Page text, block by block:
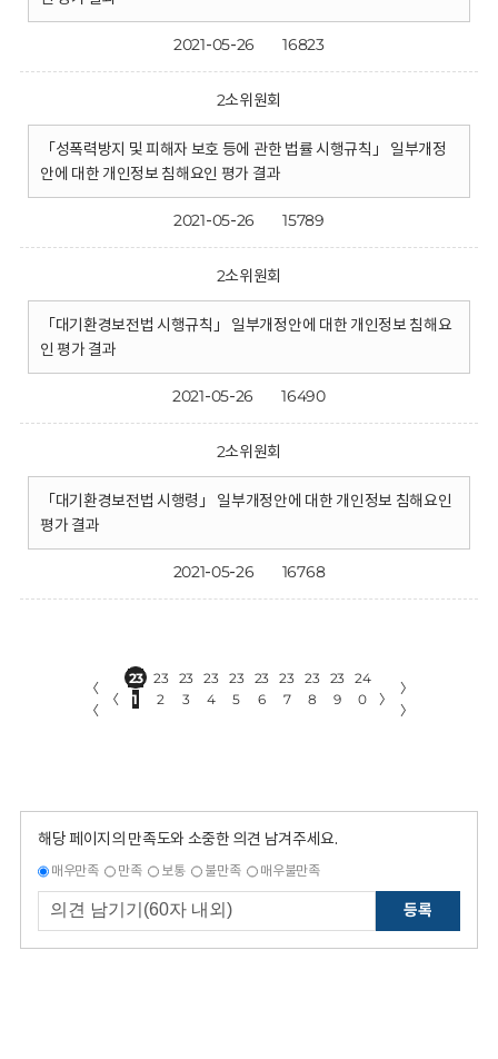
2021-05-26 16823
2소위원회
「성폭력방지 및 피해자 보호 등에 관한 법률 시행규칙」 일부개정
안에 대한 개인정보 침해요인 평가 결과
2021-05-26 15789
2소위원회
「대기환경보전법 시행규칙」 일부개정안에 대한 개인정보 침해요
인 평가 결과
2021-05-26 16490
2소위원회
「대기환경보전법 시행령」 일부개정안에 대한 개인정보 침해요인
평가 결과
2021-05-26 16768
〈
〈
〈
23
1
23
2
23
3
23
4
23
5
23
6
23
7
23
8
23
9
24
0
〉
〉
〉
해당 페이지의 만족도와 소중한 의견 남겨주세요.
매우만족 만족 보통 불만족 매우불만족
등록